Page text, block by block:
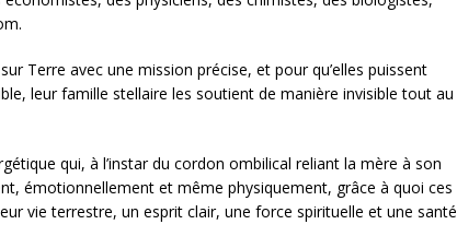
Terre avec une mission précise, et pour qu’elles puissent
leur famille stellaire les soutient de manière invisible tout au
qui, à l’instar du cordon ombilical reliant la mère à son
émotionnellement et même physiquement, grâce à quoi ces
vie terrestre, un esprit clair, une force spirituelle et une santé